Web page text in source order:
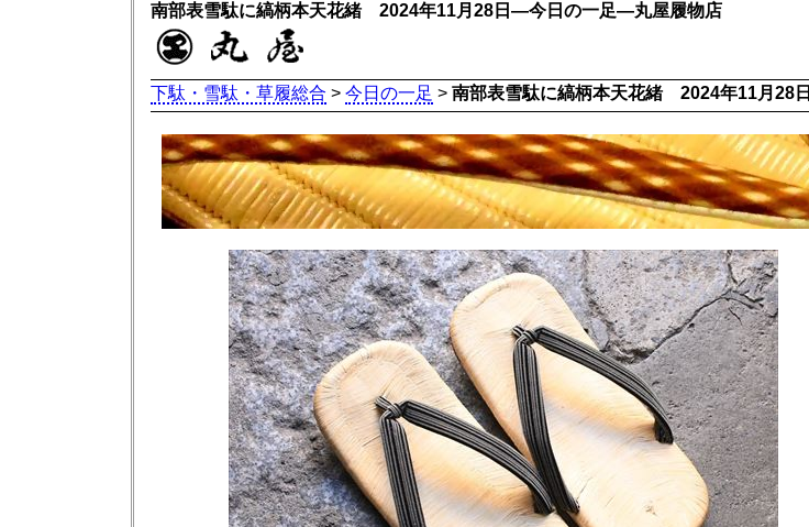
南部表雪駄に縞柄本天花緒 2024年11月28日―今日の一足―丸屋履物店
下駄・雪駄・草履総合 > 今日の一足 > 南部表雪駄に縞柄本天花緒 2024年11月28日